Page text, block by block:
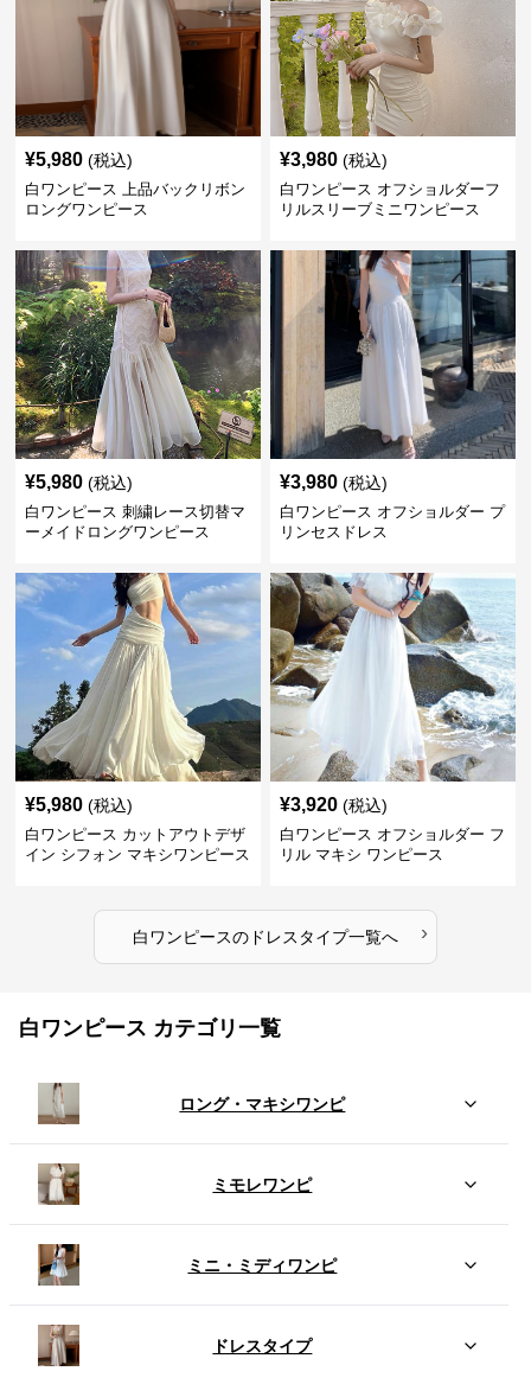
¥5,980 (税込)
白ワンピース 上品バックリボン
ロングワンピース
¥3,980 (税込)
白ワンピース オフショルダーフ
リルスリーブミニワンピース
¥5,980 (税込)
白ワンピース 刺繍レース切替マ
ーメイドロングワンピース
¥3,980 (税込)
白ワンピース オフショルダー プ
リンセスドレス
¥5,980 (税込)
白ワンピース カットアウトデザ
イン シフォン マキシワンピース
¥3,920 (税込)
白ワンピース オフショルダー フ
リル マキシ ワンピース
白ワンピースのドレスタイプ一覧へ ›
白ワンピース カテゴリ一覧
ロング・マキシワンピ
ミモレワンピ
ミニ・ミディワンピ
ドレスタイプ